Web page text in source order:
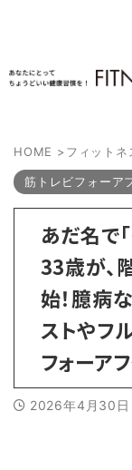
HOME >フィットネ
筋トレビフォーア
あだ名で
33歳が、
始！臆病
ストやフ
フォーアフ
2026年4月30日